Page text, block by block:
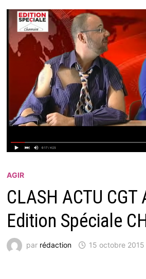
AGIR
CLASH ACTU CGT
Edition Spéciale
par rédaction 15 octobre 2015